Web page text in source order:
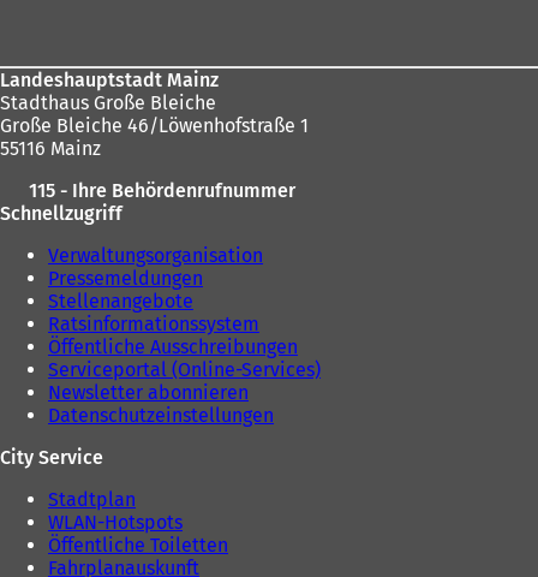
Landeshauptstadt Mainz
Stadthaus Große Bleiche
Große Bleiche 46/Löwenhofstraße 1
55116 Mainz
115 - Ihre Behördenrufnummer
Schnellzugriff
Verwaltungsorganisation
Pressemeldungen
Stellenangebote
Ratsinformationssystem
Öffentliche Ausschreibungen
Serviceportal (Online-Services)
Newsletter abonnieren
Datenschutzeinstellungen
City Service
Stadtplan
WLAN-Hotspots
Öffentliche Toiletten
Fahrplanauskunft